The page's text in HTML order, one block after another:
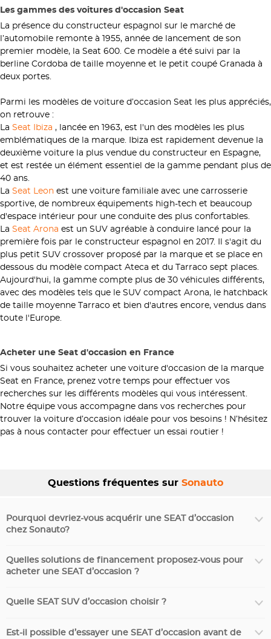
Les gammes des voitures d'occasion Seat
La présence du constructeur espagnol sur le marché de
l’automobile remonte à 1955, année de lancement de son
premier modèle, la Seat 600. Ce modèle a été suivi par la
berline Cordoba de taille moyenne et le petit coupé Granada à
deux portes.
Parmi les modèles de voiture d’occasion Seat les plus appréciés,
on retrouve :
La Seat Ibiza , lancée en 1963, est l'un des modèles les plus
emblématiques de la marque. Ibiza est rapidement devenue la
deuxième voiture la plus vendue du constructeur en Espagne,
et est restée un élément essentiel de la gamme pendant plus de
40 ans.
La Seat Leon est une voiture familiale avec une carrosserie
sportive, de nombreux équipements high-tech et beaucoup
d'espace intérieur pour une conduite des plus confortables.
La Seat Arona est un SUV agréable à conduire lancé pour la
première fois par le constructeur espagnol en 2017. Il s'agit du
plus petit SUV crossover proposé par la marque et se place en
dessous du modèle compact Ateca et du Tarraco sept places.
Aujourd'hui, la gamme compte plus de 30 véhicules différents,
avec des modèles tels que le SUV compact Arona, le hatchback
de taille moyenne Tarraco et bien d'autres encore, vendus dans
toute l'Europe.
Acheter une Seat d'occasion en France
Si vous souhaitez acheter une voiture d'occasion de la marque
Seat en France, prenez votre temps pour effectuer vos
recherches sur les différents modèles qui vous intéressent.
Notre équipe vous accompagne dans vos recherches pour
trouver la voiture d’occasion idéale pour vos besoins ! N’hésitez
pas à nous contacter pour effectuer un essai routier !
Questions fréquentes sur Sonauto
Pourquoi devriez-vous acquérir une SEAT d’occasion
chez Sonauto?
Quelles solutions de financement proposez-vous pour
acheter une SEAT d’occasion ?
Quelle SEAT SUV d’occasion choisir ?
Est-il possible d’essayer une SEAT d’occasion avant de